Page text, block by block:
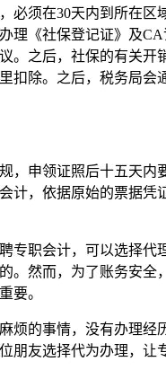
须在30天内到所在区
理《社保登记证》及
。之后，社保的有关开
扣除。之后，税务局会
申领证照后十五天内
计，依据原始的票据凭
职会计，可以选择代
。然而，为了账务安全
要。
的事情，没有办理经
朋友选择代为办理，让